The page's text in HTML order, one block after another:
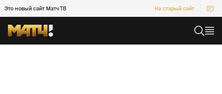
Это новый сайт Матч ТВ На старый сайт